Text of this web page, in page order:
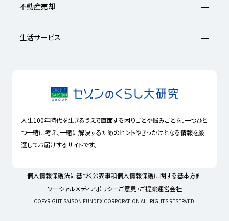
不動産売却
生活サービス
人生100年時代を生きるうえで直面する困りごとや悩みごとを、一つひと
つ一緒に考え、一緒に解決するためのヒントやきっかけとなる情報を厳
選してお届けするサイトです。
個人情報保護法に基づく公表事項個人情報保護に関する基本方針
ソーシャルメディアポリシーご意見・ご提案運営会社
COPYRIGHT SAISON FUNDEX CORPORATION ALL RIGHTS RESERVED.